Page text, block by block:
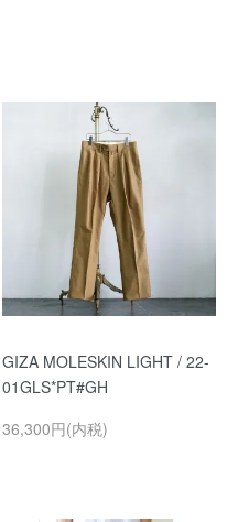
GIZA MOLESKIN LIGHT / 22-
01GLS*PT#GH
36,300円(内税)